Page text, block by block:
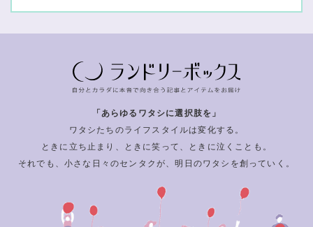
「あらゆるワタシに選択肢を」
ワタシたちのライフスタイルは変化する。
ときに立ち止まり、ときに笑って、ときに泣くことも。
それでも、小さな日々のセンタクが、明日のワタシを創っていく。